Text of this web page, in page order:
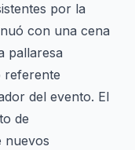
por la
con una cena
pallaresa
referente
del evento. El
de
nuevos